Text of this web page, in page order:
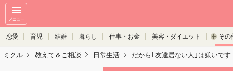
メニュー
恋愛 育児 結婚 暮らし 仕事・お金 美容・ダイエット その
ミクル 教えて＆ご相談 日常生活 だから｢友達居ない人｣は嫌いです